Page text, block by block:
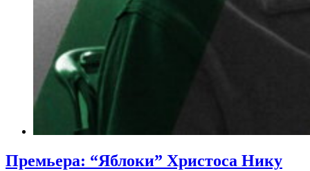
Премьера: “Яблоки” Христоса Нику